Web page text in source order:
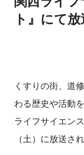
イベント
プログラム
ト』にて
くすりの街、道
わる歴史や活動
ライフサイエン
（土）に放送さ